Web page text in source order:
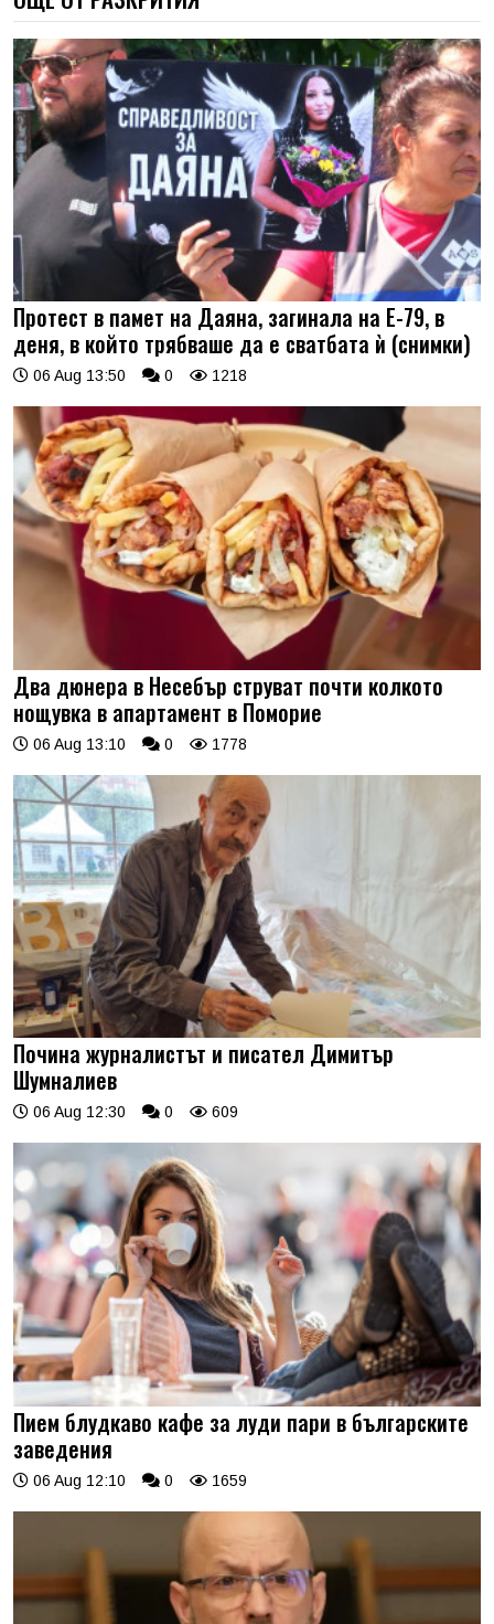
Протест в памет на Даяна, загинала на Е-79, в
деня, в който трябваше да е сватбата ѝ (снимки)
06 Aug 13:50 0 1218
Два дюнера в Несебър струват почти колкото
нощувка в апартамент в Поморие
06 Aug 13:10 0 1778
Почина журналистът и писател Димитър
Шумналиев
06 Aug 12:30 0 609
Пием блудкаво кафе за луди пари в българските
заведения
06 Aug 12:10 0 1659